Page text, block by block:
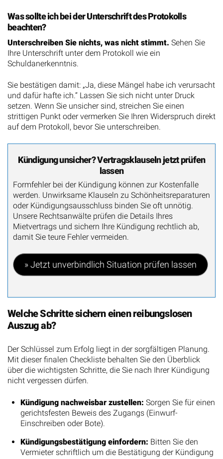
Was sollte ich bei der Unterschrift des Protokolls
beachten?
Unterschreiben Sie nichts, was nicht stimmt. Sehen Sie
Ihre Unterschrift unter dem Protokoll wie ein
Schuldanerkenntnis.
Sie bestätigen damit: „Ja, diese Mängel habe ich verursacht
und dafür hafte ich.“ Lassen Sie sich nicht unter Druck
setzen. Wenn Sie unsicher sind, streichen Sie einen
strittigen Punkt oder vermerken Sie Ihren Widerspruch direkt
auf dem Protokoll, bevor Sie unterschreiben.
Kündigung unsicher? Vertragsklauseln jetzt prüfen
lassen
Formfehler bei der Kündigung können zur Kostenfalle
werden. Unwirksame Klauseln zu Schönheitsreparaturen
oder Kündigungsausschluss binden Sie oft unnötig.
Unsere Rechtsanwälte prüfen die Details Ihres
Mietvertrags und sichern Ihre Kündigung rechtlich ab,
damit Sie teure Fehler vermeiden.
» Jetzt unverbindlich Situation prüfen lassen
Welche Schritte sichern einen reibungslosen
Auszug ab?
Der Schlüssel zum Erfolg liegt in der sorgfältigen Planung.
Mit dieser finalen Checkliste behalten Sie den Überblick
über die wichtigsten Schritte, die Sie nach Ihrer Kündigung
nicht vergessen dürfen.
Kündigung nachweisbar zustellen: Sorgen Sie für einen
gerichtsfesten Beweis des Zugangs (Einwurf-
Einschreiben oder Bote).
Kündigungsbestätigung einfordern: Bitten Sie den
Vermieter schriftlich um die Bestätigung der Kündigung